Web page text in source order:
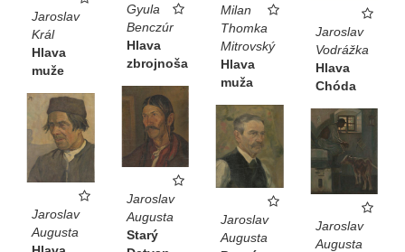
Jaroslav
Král
Hlava
muže
Gyula
Benczúr
Hlava
zbrojnoša
Milan
Thomka
Mitrovský
Hlava
muža
Jaroslav
Vodrážka
Hlava
Chóda
Jaroslav
Augusta
Starý
Jaroslav
Augusta
Jaroslav
Augusta
Jaroslav
Augusta